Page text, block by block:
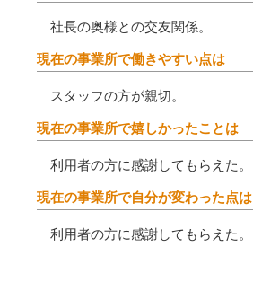
社長の奥様との交友関係。
現在の事業所で働きやすい点は
スタッフの方が親切。
現在の事業所で嬉しかったことは
利用者の方に感謝してもらえた。
現在の事業所で自分が変わった点は
利用者の方に感謝してもらえた。